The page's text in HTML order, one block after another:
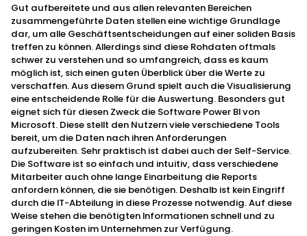
Gut aufbereitete und aus allen relevanten Bereichen
zusammengeführte Daten stellen eine wichtige Grundlage
dar, um alle Geschäftsentscheidungen auf einer soliden Basis
treffen zu können. Allerdings sind diese Rohdaten oftmals
schwer zu verstehen und so umfangreich, dass es kaum
möglich ist, sich einen guten Überblick über die Werte zu
verschaffen. Aus diesem Grund spielt auch die Visualisierung
eine entscheidende Rolle für die Auswertung. Besonders gut
eignet sich für diesen Zweck die Software Power BI von
Microsoft. Diese stellt den Nutzern viele verschiedene Tools
bereit, um die Daten nach ihren Anforderungen
aufzubereiten. Sehr praktisch ist dabei auch der Self-Service.
Die Software ist so einfach und intuitiv, dass verschiedene
Mitarbeiter auch ohne lange Einarbeitung die Reports
anfordern können, die sie benötigen. Deshalb ist kein Eingriff
durch die IT-Abteilung in diese Prozesse notwendig. Auf diese
Weise stehen die benötigten Informationen schnell und zu
geringen Kosten im Unternehmen zur Verfügung.